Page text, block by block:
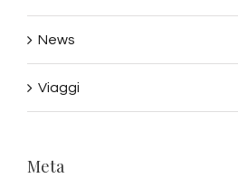
News
Viaggi
Meta